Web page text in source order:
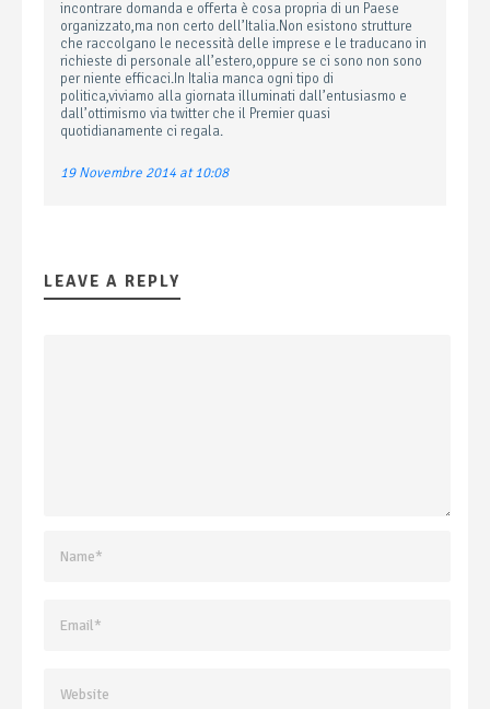
incontrare domanda e offerta è cosa propria di un Paese
organizzato,ma non certo dell’Italia.Non esistono strutture
che raccolgano le necessità delle imprese e le traducano in
richieste di personale all’estero,oppure se ci sono non sono
per niente efficaci.In Italia manca ogni tipo di
politica,viviamo alla giornata illuminati dall’entusiasmo e
dall’ottimismo via twitter che il Premier quasi
quotidianamente ci regala.
19 Novembre 2014 at 10:08
LEAVE A REPLY